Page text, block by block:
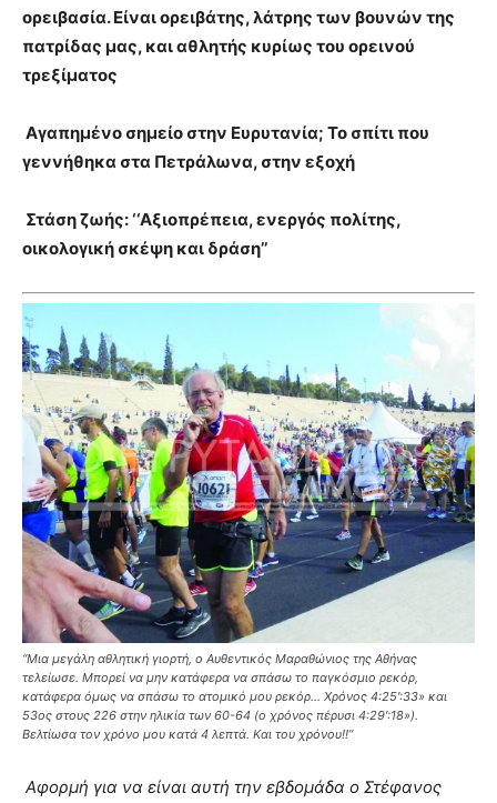
ορειβασία. Είναι ορειβάτης, λάτρης των βουνών της
πατρίδας μας, και αθλητής κυρίως του ορεινού
τρεξίματος
Αγαπημένο σημείο στην Ευρυτανία; Το σπίτι που
γεννήθηκα στα Πετράλωνα, στην εξοχή
Στάση ζωής: ‘‘Αξιοπρέπεια, ενεργός πολίτης,
οικολογική σκέψη και δράση’’
‘‘Μια μεγάλη αθλητική γιορτή, ο Αυθεντικός Μαραθώνιος της Αθήνας
τελείωσε. Μπορεί να μην κατάφερα να σπάσω το παγκόσμιο ρεκόρ,
κατάφερα όμως να σπάσω το ατομικό μου ρεκόρ… Χρόνος 4:25′:33» και
53ος στους 226 στην ηλικία των 60-64 (ο χρόνος πέρυσι 4:29′:18»).
Βελτίωσα τον χρόνο μου κατά 4 λεπτά. Και του χρόνου!!’’
Αφορμή για να είναι αυτή την εβδομάδα ο Στέφανος